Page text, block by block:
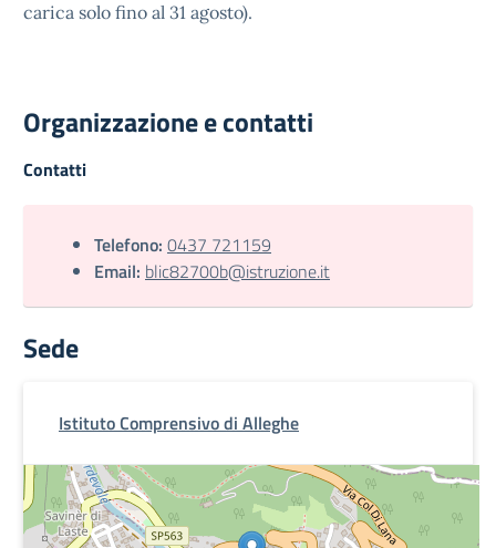
carica solo fino al 31 agosto).
Organizzazione e contatti
Contatti
Telefono: 0437 721159
Email: blic82700b@istruzione.it
Sede
Istituto Comprensivo di Alleghe